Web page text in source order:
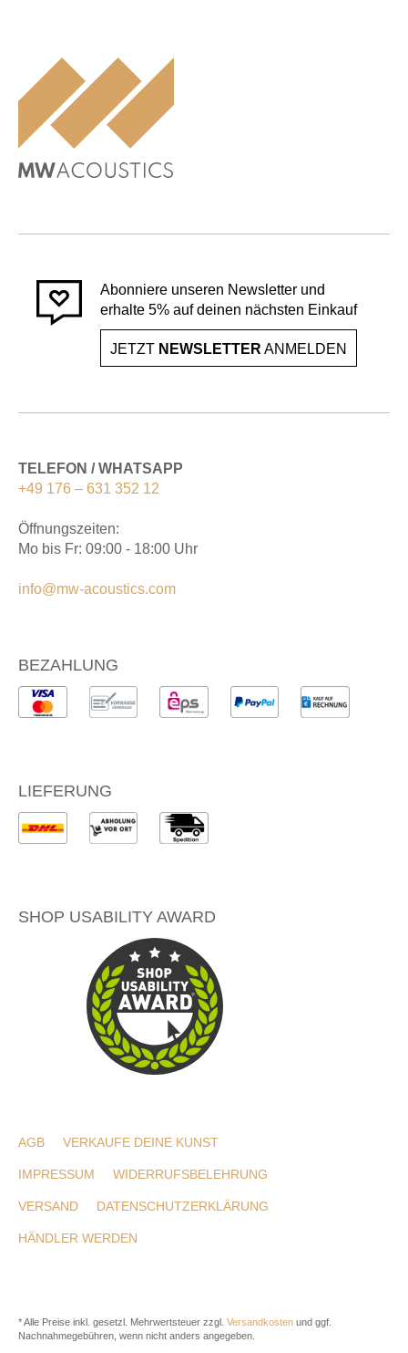
Abonniere unseren Newsletter und
erhalte 5% auf deinen nächsten Einkauf
JETZT NEWSLETTER ANMELDEN
TELEFON / WHATSAPP
+49 176 – 631 352 12
Öffnungszeiten:
Mo bis Fr: 09:00 - 18:00 Uhr
info@mw-acoustics.com
BEZAHLUNG
LIEFERUNG
SHOP USABILITY AWARD
AGB VERKAUFE DEINE KUNST
IMPRESSUM WIDERRUFSBELEHRUNG
VERSAND DATENSCHUTZERKLÄRUNG
HÄNDLER WERDEN
* Alle Preise inkl. gesetzl. Mehrwertsteuer zzgl. Versandkosten und ggf.
Nachnahmegebühren, wenn nicht anders angegeben.